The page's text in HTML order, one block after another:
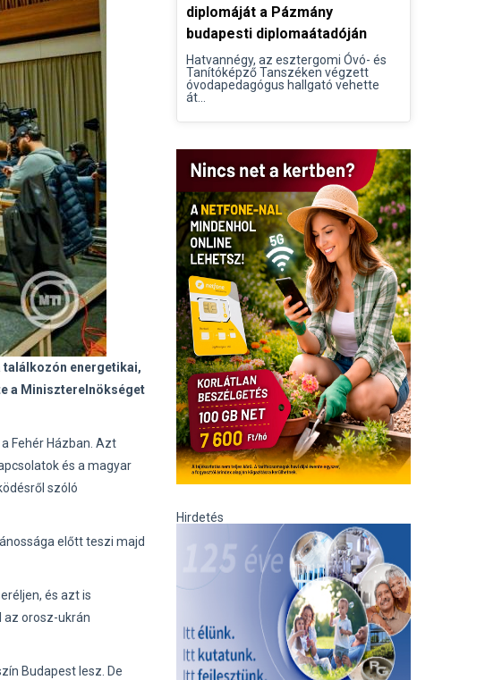
találkozón energetikai,
a Miniszterelnökséget
Fehér Házban. Azt
és a magyar
szóló
előtt teszi majd
és azt is
az orosz-ukrán
Budapest lesz. De
diplomáját a Pázmány
budapesti diplomaátadóján
Hatvannégy, az esztergomi Óvó- és
Tanítóképző Tanszéken végzett
óvodapedagógus hallgató vehette
át...
Hirdetés